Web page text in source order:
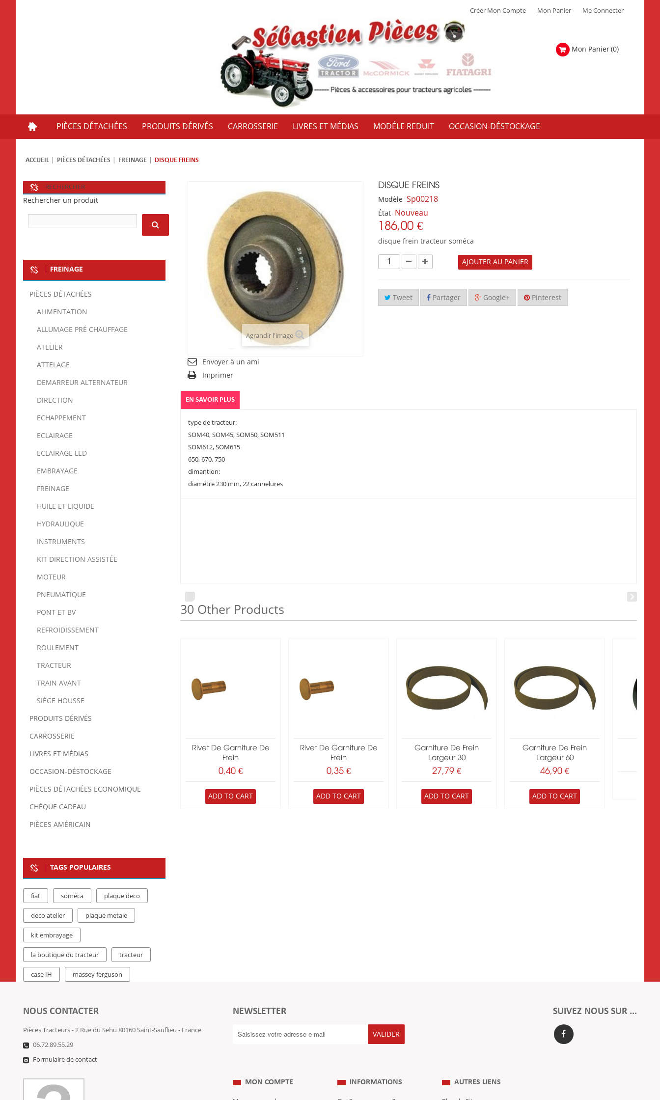
Créer Mon Compte Mon Panier Me Connecter
Mon Panier(0)
PIÈCES DÉTACHÉES PRODUITS DÉRIVÉS CARROSSERIE LIVRES ET MÉDIAS MODÉLE REDUIT OCCASION-DÉSTOCKAGE
ACCUEIL PIÈCES DÉTACHÉES FREINAGE DISQUE FREINS
RECHERCHER
Rechercher un produit
FREINAGE
PIÈCES DÉTACHÉES
ALIMENTATION
ALLUMAGE PRÉ CHAUFFAGE
ATELIER
ATTELAGE
DEMARREUR ALTERNATEUR
DIRECTION
ECHAPPEMENT
ECLAIRAGE
ECLAIRAGE LED
EMBRAYAGE
FREINAGE
HUILE ET LIQUIDE
HYDRAULIQUE
INSTRUMENTS
KIT DIRECTION ASSISTÉE
MOTEUR
PNEUMATIQUE
PONT ET BV
REFROIDISSEMENT
ROULEMENT
TRACTEUR
TRAIN AVANT
SIÈGE HOUSSE
PRODUITS DÉRIVÉS
CARROSSERIE
LIVRES ET MÉDIAS
OCCASION-DÉSTOCKAGE
PIÈCES DÉTACHÉES ECONOMIQUE
CHÉQUE CADEAU
PIÈCES AMÉRICAIN
TAGS POPULAIRES
fiat soméca plaque deco
deco atelier plaque metale
kit embrayage
la boutique du tracteur tracteur
case IH massey ferguson
Agrandir l'image
Envoyer à un ami
Imprimer
DISQUE FREINS
Modèle Sp00218
État Nouveau
186,00 €
disque frein tracteur soméca
AJOUTER AU PANIER
Tweet Partager Google+ Pinterest
EN SAVOIR PLUS
type de tracteur:
SOM40, SOM45, SOM50, SOM511
SOM612, SOM615
650, 670, 750
dimantion:
diamétre 230 mm, 22 cannelures
30 Other Products
Rivet De Garniture De
Frein
0,40 €
ADD TO CART
Rivet De Garniture De
Frein
0,35 €
ADD TO CART
Garniture De Frein
Largeur 30
27,79 €
ADD TO CART
Garniture De Frein
Largeur 60
46,90 €
ADD TO CART
NOUS CONTACTER
Pièces Tracteurs - 2 Rue du Sehu 80160 Saint-Sauflieu - France
06.72.89.55.29
Formulaire de contact
NEWSLETTER
VALIDER
SUIVEZ NOUS SUR ...
MON COMPTE INFORMATIONS AUTRES LIENS